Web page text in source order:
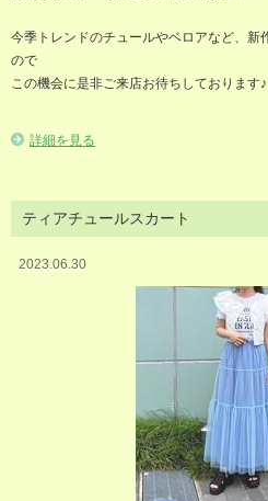
今季トレンドのチュールやベロアなど、新
ので
この機会に是非ご来店お待ちしております♪
詳細を見る
ティアチュールスカート
2023.06.30